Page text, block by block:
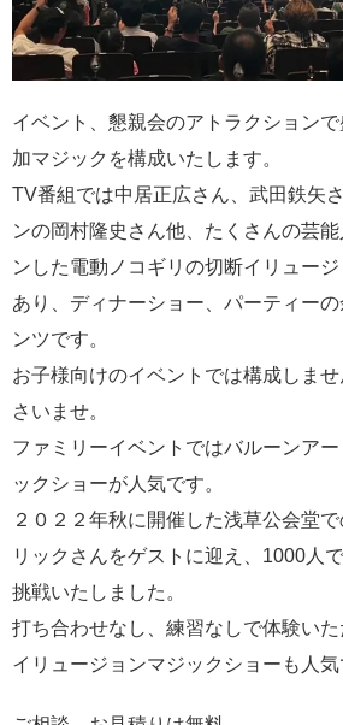
イベント、懇親会のアトラクション
加マジックを構成いたします。
TV番組では中居正広さん、武田鉄矢
ンの岡村隆史さん他、たくさんの芸
ンした電動ノコギリの切断イリュー
あり、ディナーショー、パーティー
ンツです。
お子様向けのイベントでは構成しま
さいませ。
ファミリーイベントではバルーンア
ックショーが人気です。
２０２２年秋に開催した浅草公会堂
リックさんをゲストに迎え、1000人
挑戦いたしました。
打ち合わせなし、練習なしで体験い
イリュージョンマジックショーも人気